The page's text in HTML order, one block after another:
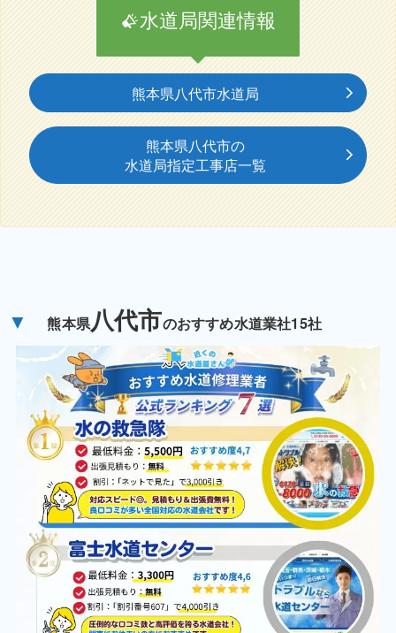
水道局関連情報
熊本県八代市水道局
熊本県八代市の
水道局指定工事店一覧
▼ 熊本県八代市のおすすめ水道業社15社